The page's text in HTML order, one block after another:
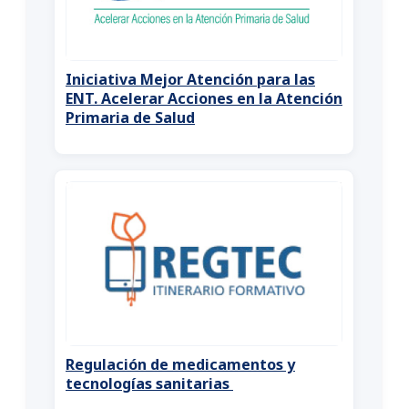
Iniciativa Mejor Atención para las
ENT. Acelerar Acciones en la Atención
Primaria de Salud
Regulación de medicamentos y
tecnologías sanitarias